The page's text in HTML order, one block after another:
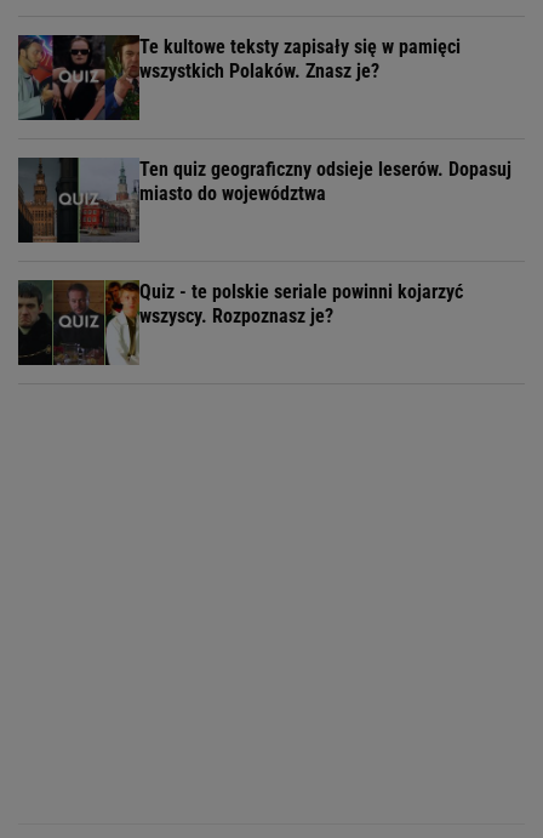
Te kultowe teksty zapisały się w pamięci
wszystkich Polaków. Znasz je?
Ten quiz geograficzny odsieje leserów. Dopasuj
miasto do województwa
Quiz - te polskie seriale powinni kojarzyć
wszyscy. Rozpoznasz je?